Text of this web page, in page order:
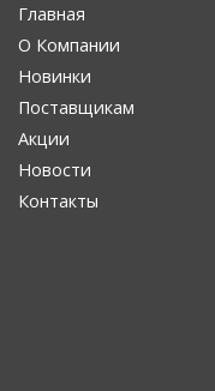
Главная
О Компании
Новинки
Поставщикам
Акции
Новости
Контакты